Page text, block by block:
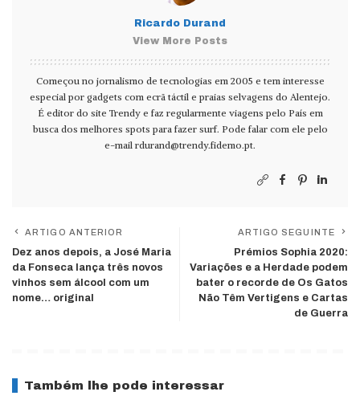
Ricardo Durand
View More Posts
Começou no jornalismo de tecnologias em 2005 e tem interesse
especial por gadgets com ecrã táctil e praias selvagens do Alentejo.
É editor do site Trendy e faz regularmente viagens pelo País em
busca dos melhores spots para fazer surf. Pode falar com ele pelo
e-mail rdurand@trendy.fidemo.pt.
ARTIGO ANTERIOR
Dez anos depois, a José Maria
da Fonseca lança três novos
vinhos sem álcool com um
nome… original
ARTIGO SEGUINTE
Prémios Sophia 2020:
Variações e a Herdade podem
bater o recorde de Os Gatos
Não Têm Vertigens e Cartas
de Guerra
Também lhe pode interessar